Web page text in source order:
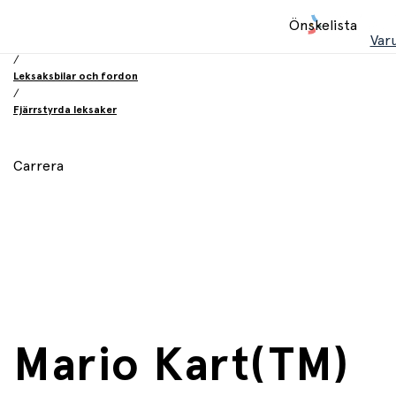
Önskelista
/
Leksaksbilar och fordon
/
Fjärrstyrda leksaker
Carrera
Mario Kart(TM)